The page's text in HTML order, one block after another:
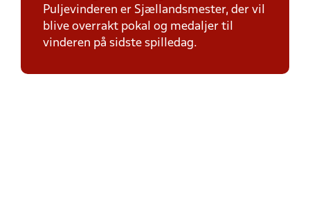
Puljevinderen er Sjællandsmester, der vil
blive overrakt pokal og medaljer til
vinderen på sidste spilledag.